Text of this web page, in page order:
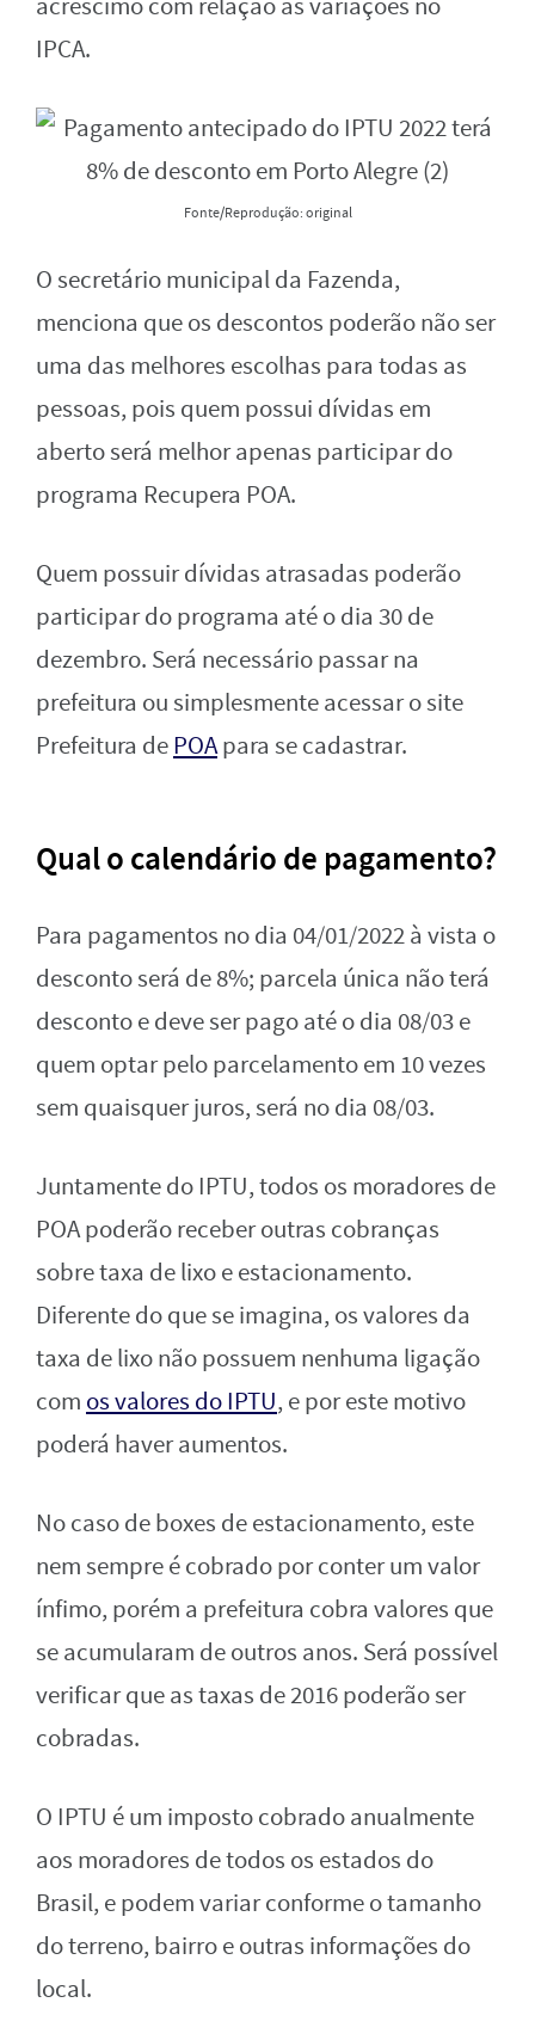
acréscimo com relação às variações no
IPCA.
Fonte/Reprodução: original
O secretário municipal da Fazenda,
menciona que os descontos poderão não ser
uma das melhores escolhas para todas as
pessoas, pois quem possui dívidas em
aberto será melhor apenas participar do
programa Recupera POA.
Quem possuir dívidas atrasadas poderão
participar do programa até o dia 30 de
dezembro. Será necessário passar na
prefeitura ou simplesmente acessar o site
Prefeitura dePOApara se cadastrar.
Qual o calendário de pagamento?
Para pagamentos no dia 04/01/2022 à vista o
desconto será de 8%; parcela única não terá
desconto e deve ser pago até o dia 08/03 e
quem optar pelo parcelamento em 10 vezes
sem quaisquer juros, será no dia 08/03.
Juntamente do IPTU, todos os moradores de
POA poderão receber outras cobranças
sobre taxa de lixo e estacionamento.
Diferente do que se imagina, os valores da
taxa de lixo não possuem nenhuma ligação
com os valores do IPTU, e por este motivo
poderá haver aumentos.
No caso de boxes de estacionamento, este
nem sempre é cobrado por conter um valor
ínfimo, porém a prefeitura cobra valores que
se acumularam de outros anos. Será possível
verificar que as taxas de 2016 poderão ser
cobradas.
O IPTU é um imposto cobrado anualmente
aos moradores de todos os estados do
Brasil, e podem variar conforme o tamanho
do terreno, bairro e outras informações do
local.